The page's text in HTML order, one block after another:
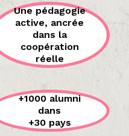
Une pédagogie
active, ancrée
dans la
coopération
réelle
+1000 alumni
dans
+30 pays